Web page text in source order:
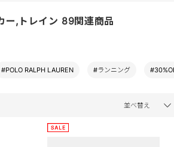
ー,トレイン 89関連商品
#POLO RALPH LAUREN #ランニング
並べ替え